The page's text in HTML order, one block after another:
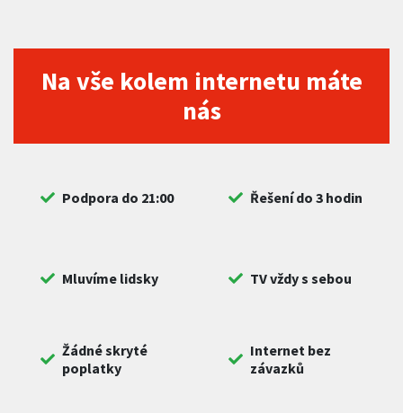
Na vše kolem internetu máte
nás
Podpora do 21:00 Řešení do 3 hodin
Mluvíme lidsky TV vždy s sebou
Žádné skryté
poplatky
Internet bez
závazků